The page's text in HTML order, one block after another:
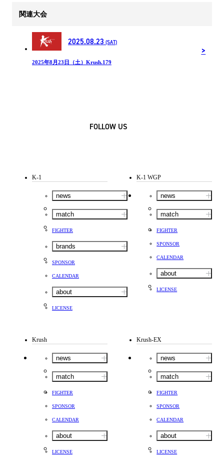
関連大会
2025.08.23 (SAT)
2025年8月23日（土）Krush.179
FOLLOW US
K-1
news
match
FIGHTER
brands
SPONSOR
CALENDAR
about
LICENSE
K-1 WGP
news
match
FIGHTER
SPONSOR
CALENDAR
about
LICENSE
Krush
news
match
FIGHTER
SPONSOR
CALENDAR
about
LICENSE
Krush-EX
news
match
FIGHTER
SPONSOR
CALENDAR
about
LICENSE